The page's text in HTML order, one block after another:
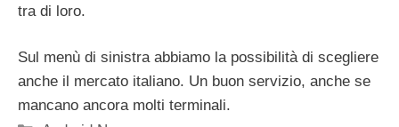
tra di loro.
Sul menù di sinistra abbiamo la possibilità di scegliere
anche il mercato italiano. Un buon servizio, anche se
mancano ancora molti terminali.